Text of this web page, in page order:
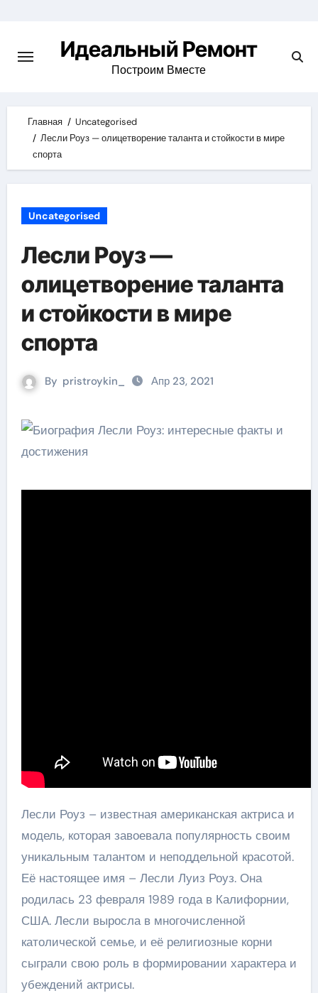
content
Идеальный Ремонт
Построим Вместе
Главная
Uncategorised
Лесли Роуз — олицетворение таланта и стойкости в мире
спорта
Uncategorised
Лесли Роуз —
олицетворение таланта
и стойкости в мире
спорта
By pristroykin_ Апр 23, 2021
Лесли Роуз – известная американская актриса и
модель, которая завоевала популярность своим
уникальным талантом и неподдельной красотой.
Её настоящее имя – Лесли Луиз Роуз. Она
родилась 23 февраля 1989 года в Калифорнии,
США. Лесли выросла в многочисленной
католической семье, и её религиозные корни
сыграли свою роль в формировании характера и
убеждений актрисы.